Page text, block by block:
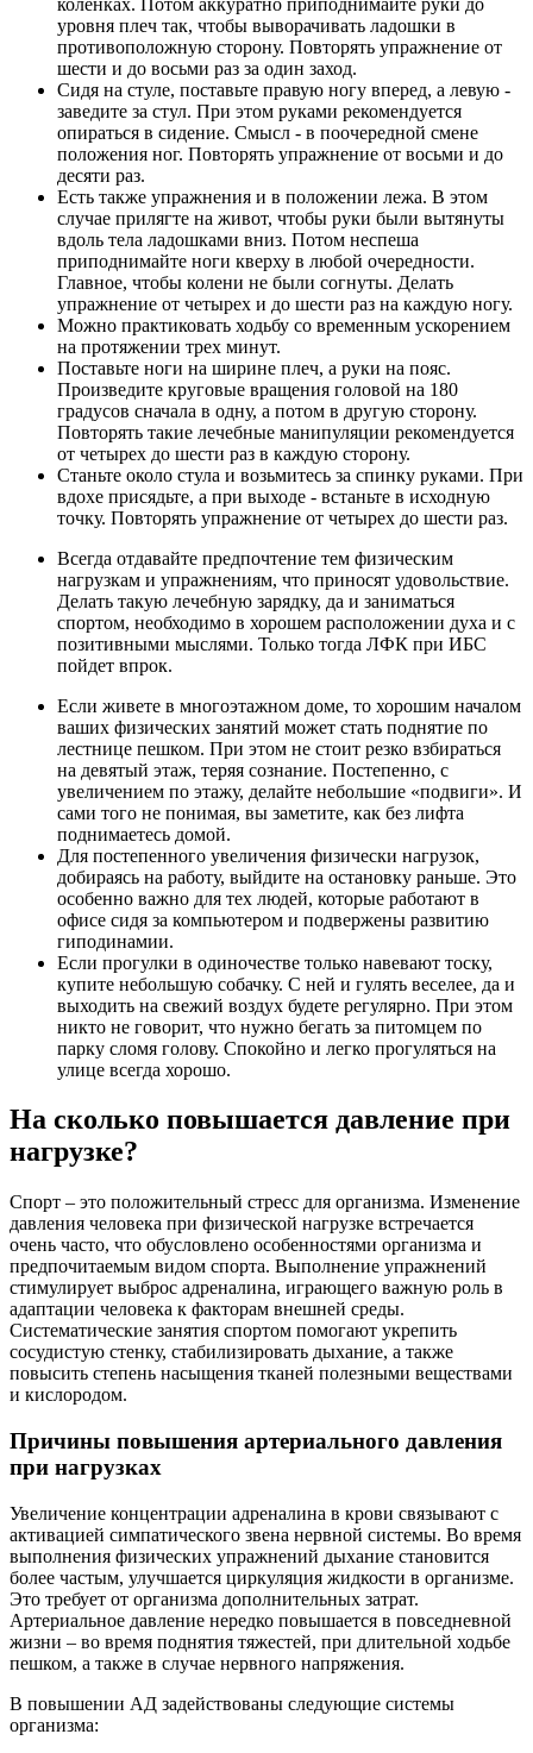
уровня плеч так, чтобы выворачивать ладошки в
противоположную сторону. Повторять упражнение от
шести и до восьми раз за один заход.
Сидя на стуле, поставьте правую ногу вперед, а левую -
заведите за стул. При этом руками рекомендуется
опираться в сидение. Смысл - в поочередной смене
положения ног. Повторять упражнение от восьми и до
десяти раз.
Есть также упражнения и в положении лежа. В этом
случае прилягте на живот, чтобы руки были вытянуты
вдоль тела ладошками вниз. Потом неспеша
приподнимайте ноги кверху в любой очередности.
Главное, чтобы колени не были согнуты. Делать
упражнение от четырех и до шести раз на каждую ногу.
Можно практиковать ходьбу со временным ускорением
на протяжении трех минут.
Поставьте ноги на ширине плеч, а руки на пояс.
Произведите круговые вращения головой на 180
градусов сначала в одну, а потом в другую сторону.
Повторять такие лечебные манипуляции рекомендуется
от четырех до шести раз в каждую сторону.
Станьте около стула и возьмитесь за спинку руками. При
вдохе присядьте, а при выходе - встаньте в исходную
точку. Повторять упражнение от четырех до шести раз.
Всегда отдавайте предпочтение тем физическим
нагрузкам и упражнениям, что приносят удовольствие.
Делать такую лечебную зарядку, да и заниматься
спортом, необходимо в хорошем расположении духа и с
позитивными мыслями. Только тогда ЛФК при ИБС
пойдет впрок.
Если живете в многоэтажном доме, то хорошим началом
ваших физических занятий может стать поднятие по
лестнице пешком. При этом не стоит резко взбираться
на девятый этаж, теряя сознание. Постепенно, с
увеличением по этажу, делайте небольшие «подвиги». И
сами того не понимая, вы заметите, как без лифта
поднимаетесь домой.
Для постепенного увеличения физически нагрузок,
добираясь на работу, выйдите на остановку раньше. Это
особенно важно для тех людей, которые работают в
офисе сидя за компьютером и подвержены развитию
гиподинамии.
Если прогулки в одиночестве только навевают тоску,
купите небольшую собачку. С ней и гулять веселее, да и
выходить на свежий воздух будете регулярно. При этом
никто не говорит, что нужно бегать за питомцем по
парку сломя голову. Спокойно и легко прогуляться на
улице всегда хорошо.
На сколько повышается давление при
нагрузке?
Спорт – это положительный стресс для организма. Изменение
давления человека при физической нагрузке встречается
очень часто, что обусловлено особенностями организма и
предпочитаемым видом спорта. Выполнение упражнений
стимулирует выброс адреналина, играющего важную роль в
адаптации человека к факторам внешней среды.
Систематические занятия спортом помогают укрепить
сосудистую стенку, стабилизировать дыхание, а также
повысить степень насыщения тканей полезными веществами
и кислородом.
Причины повышения артериального давления
при нагрузках
Увеличение концентрации адреналина в крови связывают с
активацией симпатического звена нервной системы. Во время
выполнения физических упражнений дыхание становится
более частым, улучшается циркуляция жидкости в организме.
Это требует от организма дополнительных затрат.
Артериальное давление нередко повышается в повседневной
жизни – во время поднятия тяжестей, при длительной ходьбе
пешком, а также в случае нервного напряжения.
В повышении АД задействованы следующие системы
организма: